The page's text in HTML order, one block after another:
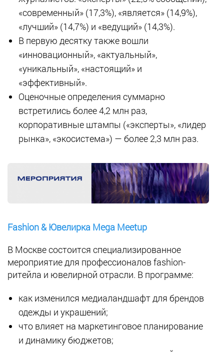
«современный» (17,3%), «является» (14,9%),
«лучший» (14,7%) и «ведущий» (14,3%).
В первую десятку также вошли
«инновационный», «актуальный»,
«уникальный», «настоящий» и
«эффективный».
Оценочные определения суммарно
встретились более 4,2 млн раз,
корпоративные штампы («эксперты», «лидер
рынка», «экосистема») — более 2,3 млн раз.
Fashion & Ювелирка Mega Meetup
В Москве состоится специализированное
мероприятие для профессионалов fashion-
ритейла и ювелирной отрасли. В программе:
как изменился медиаландшафт для брендов
одежды и украшений;
что влияет на маркетинговое планирование
и динамику бюджетов;